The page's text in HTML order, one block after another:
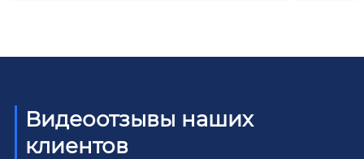
Видеоотзывы наших
клиентов